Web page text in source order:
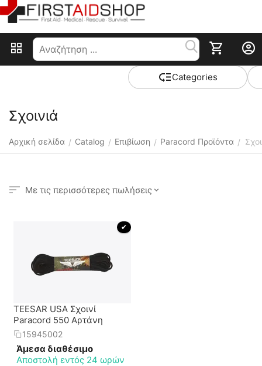
Сategories
Σχοινιά
Αρχική σελίδα / Catalog / Επιβίωση / Paracord Προϊόντα /
Με τις περισσότερες πωλήσεις
✔
TEESAR USA Σχοινί
Paracord 550 Αρτάνη
15945002
Άμεσα διαθέσιμο
Αποστολή εντός 24 ωρών